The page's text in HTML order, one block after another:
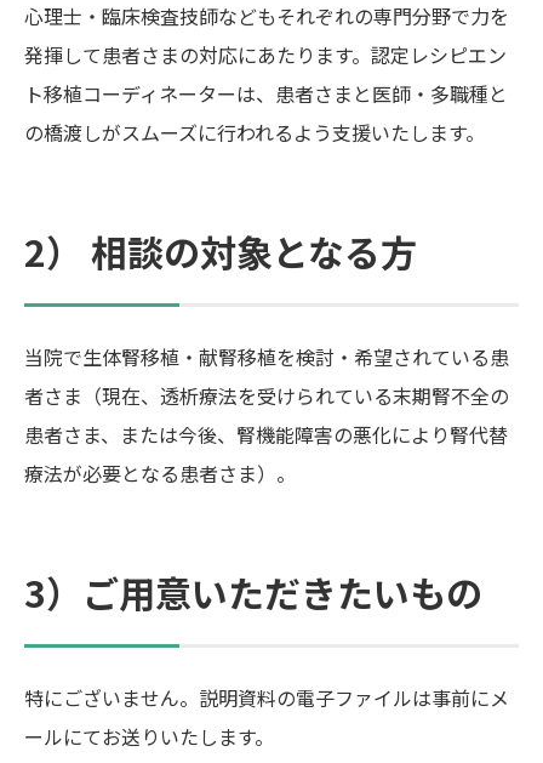
心理士・臨床検査技師などもそれぞれの専門分野で力を
発揮して患者さまの対応にあたります。認定レシピエン
ト移植コーディネーターは、患者さまと医師・多職種と
の橋渡しがスムーズに行われるよう支援いたします。
2） 相談の対象となる方
当院で生体腎移植・献腎移植を検討・希望されている患
者さま（現在、透析療法を受けられている末期腎不全の
患者さま、または今後、腎機能障害の悪化により腎代替
療法が必要となる患者さま）。
3）ご用意いただきたいもの
特にございません。説明資料の電子ファイルは事前にメ
ールにてお送りいたします。